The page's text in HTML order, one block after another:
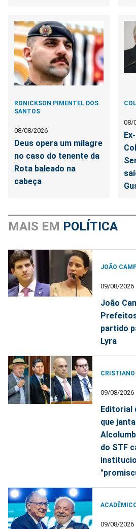
RONICKSON PIMENTEL DOS
SANTOS
08/08/2026
Deus opera um milagre
no caso do tenente da
Rota baleado na
cabeça
08/
MAIS EM POLÍTICA
JOÃO
09/08/2026
João
partido
Lyra
CRISTIANO
09/08/2026
Editorial
que
do STF
09/08/2026